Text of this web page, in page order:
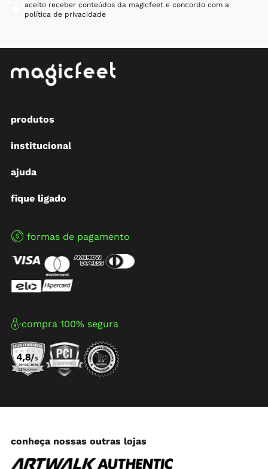
aceito receber conteúdos da magicfeet e concordo com a
política de privacidade
produtos
institucional
ajuda
fique ligado
formas de pagamento
compra 100% segura
conheça nossas outras lojas